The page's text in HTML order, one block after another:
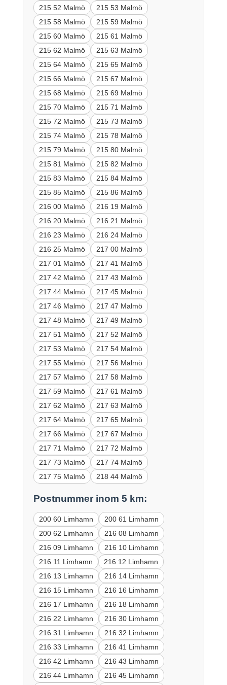
215 52 Malmö
215 53 Malmö
215 58 Malmö
215 59 Malmö
215 60 Malmö
215 61 Malmö
215 62 Malmö
215 63 Malmö
215 64 Malmö
215 65 Malmö
215 66 Malmö
215 67 Malmö
215 68 Malmö
215 69 Malmö
215 70 Malmö
215 71 Malmö
215 72 Malmö
215 73 Malmö
215 74 Malmö
215 78 Malmö
215 79 Malmö
215 80 Malmö
215 81 Malmö
215 82 Malmö
215 83 Malmö
215 84 Malmö
215 85 Malmö
215 86 Malmö
216 00 Malmö
216 19 Malmö
216 20 Malmö
216 21 Malmö
216 23 Malmö
216 24 Malmö
216 25 Malmö
217 00 Malmö
217 01 Malmö
217 41 Malmö
217 42 Malmö
217 43 Malmö
217 44 Malmö
217 45 Malmö
217 46 Malmö
217 47 Malmö
217 48 Malmö
217 49 Malmö
217 51 Malmö
217 52 Malmö
217 53 Malmö
217 54 Malmö
217 55 Malmö
217 56 Malmö
217 57 Malmö
217 58 Malmö
217 59 Malmö
217 61 Malmö
217 62 Malmö
217 63 Malmö
217 64 Malmö
217 65 Malmö
217 66 Malmö
217 67 Malmö
217 71 Malmö
217 72 Malmö
217 73 Malmö
217 74 Malmö
217 75 Malmö
218 44 Malmö
Postnummer inom 5 km:
200 60 Limhamn
200 61 Limhamn
200 62 Limhamn
216 08 Limhamn
216 09 Limhamn
216 10 Limhamn
216 11 Limhamn
216 12 Limhamn
216 13 Limhamn
216 14 Limhamn
216 15 Limhamn
216 16 Limhamn
216 17 Limhamn
216 18 Limhamn
216 22 Limhamn
216 30 Limhamn
216 31 Limhamn
216 32 Limhamn
216 33 Limhamn
216 41 Limhamn
216 42 Limhamn
216 43 Limhamn
216 44 Limhamn
216 45 Limhamn